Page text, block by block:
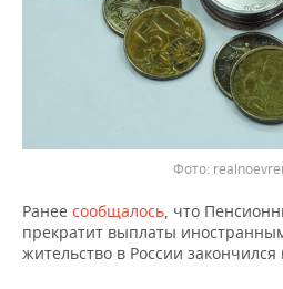
Фото:
Ранее сообщалось, что
прекратит выплаты
жительство в России